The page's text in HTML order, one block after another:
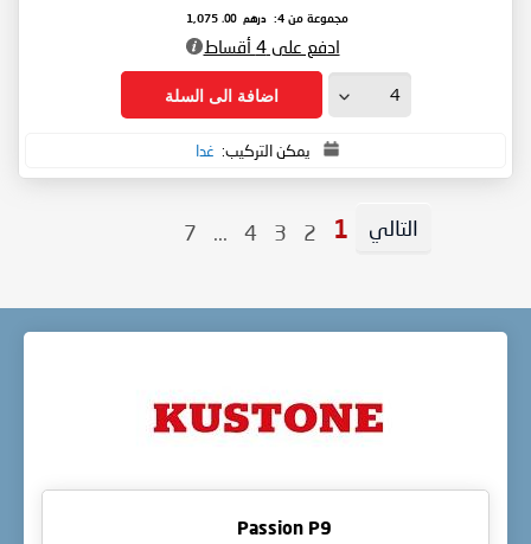
مجموعة من 4: درهم 1,075
.00
ادفع على 4 أقساط
اضافة الى السلة
يمكن التركيب: غدا
Page
You're
1
Page
2
Page
3
Page
4
...
Page
7 التالي
Passion P9